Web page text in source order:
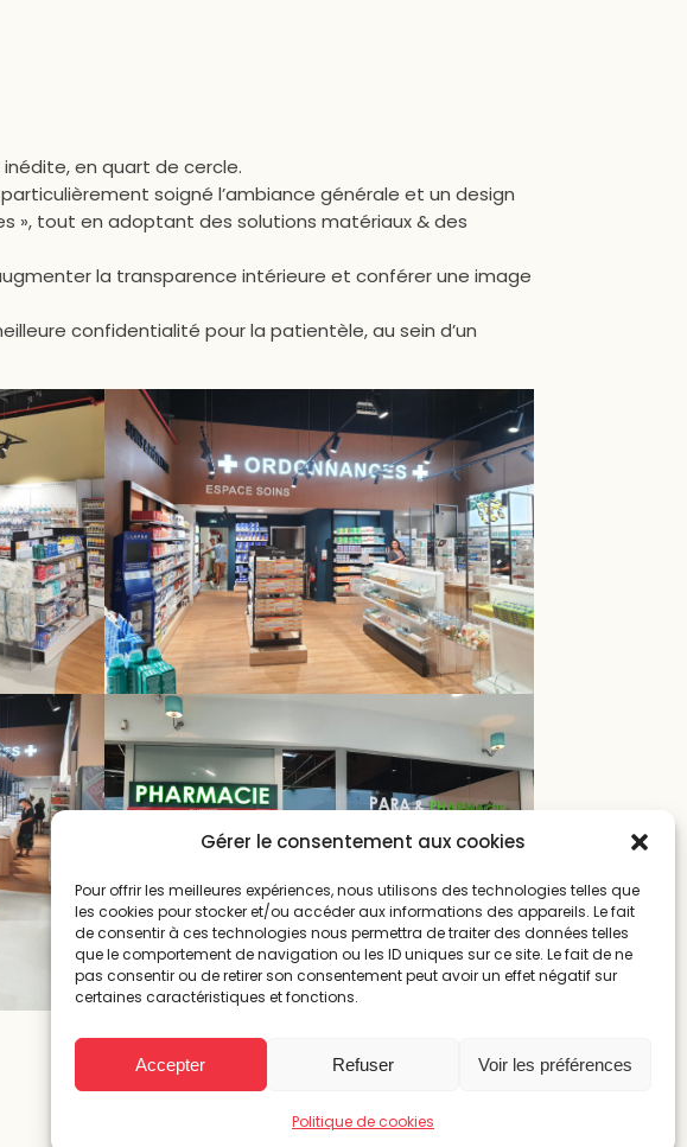
Gérer le consentement aux cookies
Pour offrir les meilleures expériences, nous utilisons des technologies telles que
les cookies pour stocker et/ou accéder aux informations des appareils. Le fait
de consentir à ces technologies nous permettra de traiter des données telles
que le comportement de navigation ou les ID uniques sur ce site. Le fait de ne
pas consentir ou de retirer son consentement peut avoir un effet négatif sur
certaines caractéristiques et fonctions.
Accepter Refuser Voir les préférences
Politique de cookies
en quart de cercle.
soigné l’ambiance générale et un design
», tout en adoptant des solutions matériaux & des
la transparence intérieure et conférer une image
confidentialité pour la patientèle, au sein d’un